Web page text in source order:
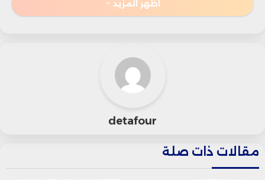
وفي حين لم تحدد بالتفصيل عدد حسابات
بي تي” أعلنت نحو 600 ألف مستخدم من
الشركات في أبريل، دون احتساب إصدار “إيديو”،
وقالت الشركة إن ما يقرب من نصف
مستخدمي خدمات “أوبن إيه آي” من الشركات
اظهر المزيد
detafour
مقالات ذات صلة